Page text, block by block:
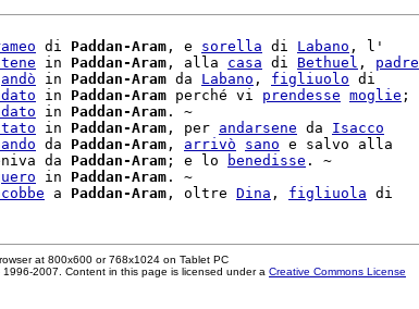
di Paddan-Aram , e sorella di Labano , l'
in Paddan-Aram , alla casa di Bethuel , padre
andò in Paddan-Aram da Labano , figliuolo di
in Paddan-Aram perché vi prendesse moglie ;
in Paddan-Aram . ~
in Paddan-Aram , per andarsene da Isacco
da Paddan-Aram , arrivò sano e salvo alla
da Paddan-Aram ; e lo benedisse . ~
in Paddan-Aram
a Paddan-Aram , oltre Dina , figliuola
at 800x600 or 768x1024 on Tablet PC
1996-2007. Content in this page is licensed under a Creative Commons License